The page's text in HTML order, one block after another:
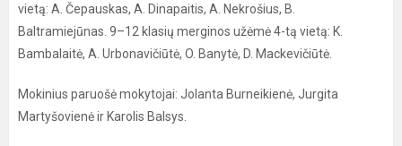
vietą: A. Čepauskas, A. Dinapaitis, A. Nekrošius, B.
Baltramiejūnas. 9–12 klasių merginos užėmė 4-tą vietą: K.
Bambalaitė, A. Urbonavičiūtė, O. Banytė, D. Mackevičiūtė.
Mokinius paruošė mokytojai: Jolanta Burneikienė, Jurgita
Martyšovienė ir Karolis Balsys.